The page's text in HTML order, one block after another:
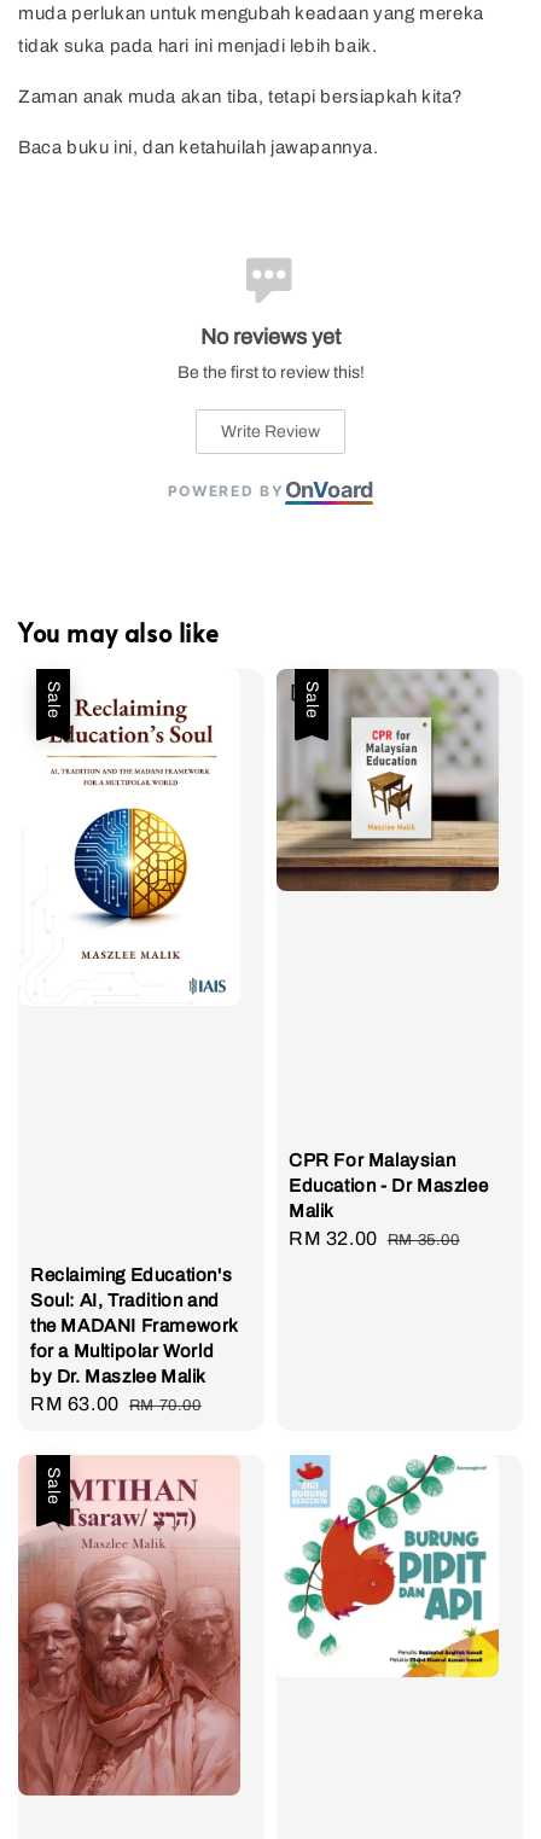
muda perlukan untuk mengubah keadaan yang mereka
tidak suka pada hari ini menjadi lebih baik.
Zaman anak muda akan tiba, tetapi bersiapkah kita?
Baca buku ini, dan ketahuilah jawapannya.
No reviews yet
Be the first to review this!
Write Review
POWERED BY OnVoard
You may also like
Sale
Reclaiming Education's
Soul: AI, Tradition and
the MADANI Framework
for a Multipolar World
by Dr. Maszlee Malik
Sale
RM 63.00 Regular
RM 70.00
Sale
CPR For Malaysian
Education - Dr Maszlee
Malik
Sale
RM 32.00 Regular
RM 35.00
Sale